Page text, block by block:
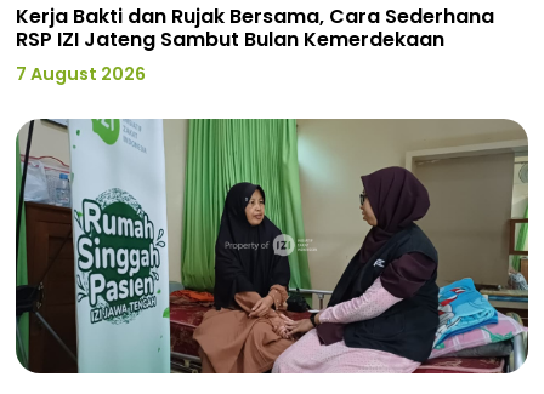
Kerja Bakti dan Rujak Bersama, Cara Sederhana
RSP IZI Jateng Sambut Bulan Kemerdekaan
7 August 2026